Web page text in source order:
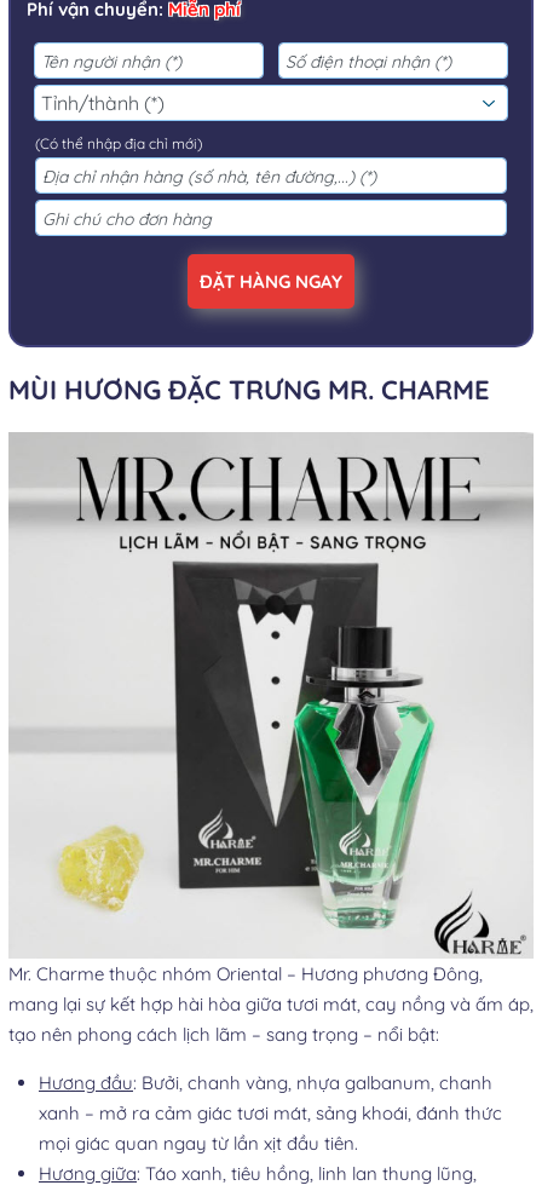
Phí vận chuyển: Miễn phí
(Có thể nhập địa chỉ mới)
ĐẶT HÀNG NGAY
MÙI HƯƠNG ĐẶC TRƯNG MR. CHARME
Mr. Charme thuộc nhóm Oriental – Hương phương Đông,
mang lại sự kết hợp hài hòa giữa tươi mát, cay nồng và ấm áp,
tạo nên phong cách lịch lãm – sang trọng – nổi bật:
Hương đầu: Bưởi, chanh vàng, nhựa galbanum, chanh
xanh – mở ra cảm giác tươi mát, sảng khoái, đánh thức
mọi giác quan ngay từ lần xịt đầu tiên.
Hương giữa: Táo xanh, tiêu hồng, linh lan thung lũng,